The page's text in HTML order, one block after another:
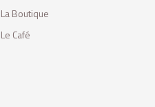
La Boutique
Le Café